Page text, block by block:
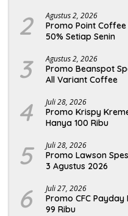
2 Agustus 2, 2026
Promo Point
50% Setiap Senin
3 Agustus 2, 2026
Promo Beanspot
All Variant Coffee
4 Juli 28, 2026
Promo Krispy
Hanya 100 Ribu
5 Juli 28, 2026
Promo Lawson
3 Agustus 2026
6 Juli 27, 2026
Promo CFC
99 Ribu